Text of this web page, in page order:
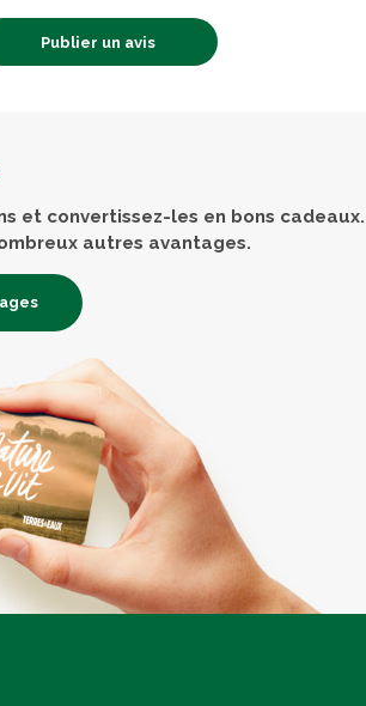
Publier un avis
et convertissez-les en bons cadeaux.
autres avantages.